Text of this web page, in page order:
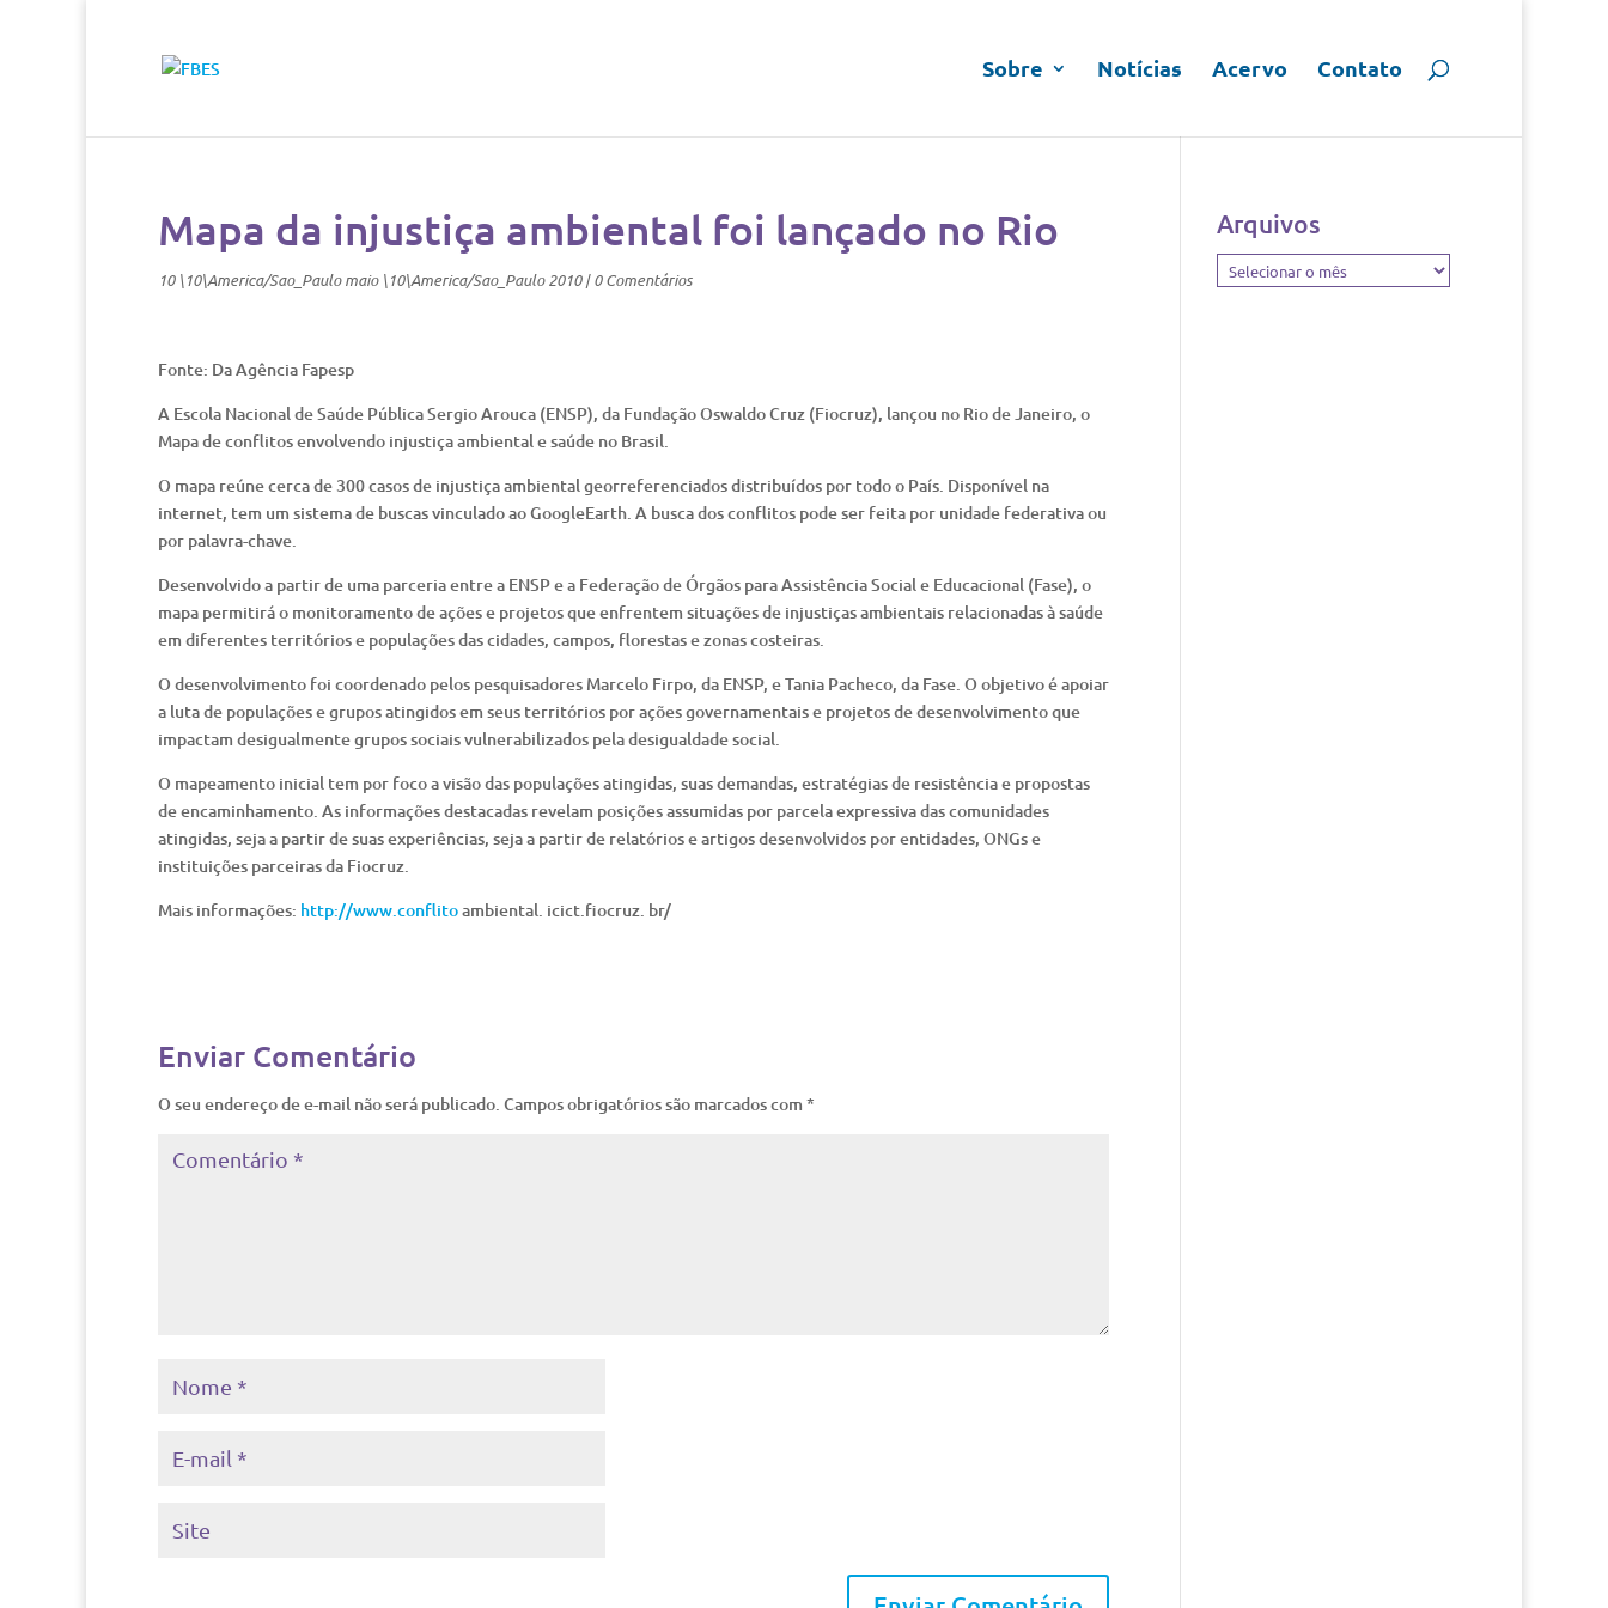
Sobre Notícias Acervo Contato
Mapa da injustiça ambiental foi lançado no Rio
10 \10\America/Sao_Paulo maio \10\America/Sao_Paulo 2010|0 Comentários
Fonte: Da Agência Fapesp
A Escola Nacional de Saúde Pública Sergio Arouca (ENSP), da Fundação Oswaldo Cruz (Fiocruz), lançou no Rio de Janeiro, o
Mapa de conflitos envolvendo injustiça ambiental e saúde no Brasil.
O mapa reúne cerca de 300 casos de injustiça ambiental georreferenciados distribuídos por todo o País. Disponível na
internet, tem um sistema de buscas vinculado ao GoogleEarth. A busca dos conflitos pode ser feita por unidade federativa ou
por palavra-chave.
Desenvolvido a partir de uma parceria entre a ENSP e a Federação de Órgãos para Assistência Social e Educacional (Fase), o
mapa permitirá o monitoramento de ações e projetos que enfrentem situações de injustiças ambientais relacionadas à saúde
em diferentes territórios e populações das cidades, campos, florestas e zonas costeiras.
O desenvolvimento foi coordenado pelos pesquisadores Marcelo Firpo, da ENSP, e Tania Pacheco, da Fase. O objetivo é apoiar
a luta de populações e grupos atingidos em seus territórios por ações governamentais e projetos de desenvolvimento que
impactam desigualmente grupos sociais vulnerabilizados pela desigualdade social.
O mapeamento inicial tem por foco a visão das populações atingidas, suas demandas, estratégias de resistência e propostas
de encaminhamento. As informações destacadas revelam posições assumidas por parcela expressiva das comunidades
atingidas, seja a partir de suas experiências, seja a partir de relatórios e artigos desenvolvidos por entidades, ONGs e
instituições parceiras da Fiocruz.
Mais informações: http://www.conflitoambiental. icict.fiocruz. br/
Enviar Comentário
O seu endereço de e-mail não será publicado. Campos obrigatórios são marcados com *
Arquivos
Arquivos